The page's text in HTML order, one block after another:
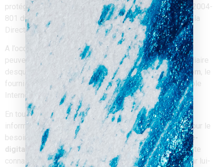
protégées par la loi n° 78-87 du 6 janvier 1978, la loi n° 2004-
801 du 6 août 2004, l’article L. 226-13 du Code pénal et la
Directive Européenne du 24 octobre 1995.
A l’occasion de l’utilisation du site Padre-digital.com,
peuvent êtres recueillies : l’URL des liens par l’intermédiaire
desquels l’utilisateur a accédé au sitePadre-digital.com, le
fournisseur d’accès de l’utilisateur, l’adresse de protocole
Internet (IP) de l’utilisateur.
En tout état de cause,Padre-Digital
ne collecte des
informations personnelles relatives à l’utilisateur que pour le
besoin de certains services proposés par le sitePadre-
digital.com. L’utilisateur fournit ces informations en toute
connaissance de cause, notamment lorsqu’il procède par lui-